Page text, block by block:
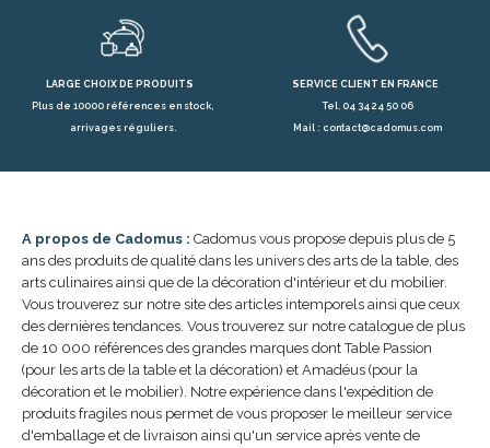
LARGE CHOIX DE PRODUITS
Plus de 10000 références en stock,
arrivages réguliers.
SERVICE CLIENT EN FRANCE
Tel. 04 34 24 50 06
Mail : contact@cadomus.com
A propos de Cadomus : Cadomus vous propose depuis plus de 5
ans des produits de qualité dans les univers des arts de la table, des
arts culinaires ainsi que de la décoration d'intérieur et du mobilier.
Vous trouverez sur notre site des articles intemporels ainsi que ceux
des dernières tendances. Vous trouverez sur notre catalogue de plus
de 10 000 références des grandes marques dont Table Passion
(pour les arts de la table et la décoration) et Amadéus (pour la
décoration et le mobilier). Notre expérience dans l'expédition de
produits fragiles nous permet de vous proposer le meilleur service
d'emballage et de livraison ainsi qu'un service après vente de